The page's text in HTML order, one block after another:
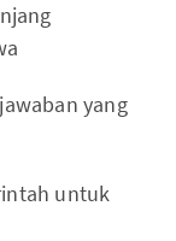
yang
untuk